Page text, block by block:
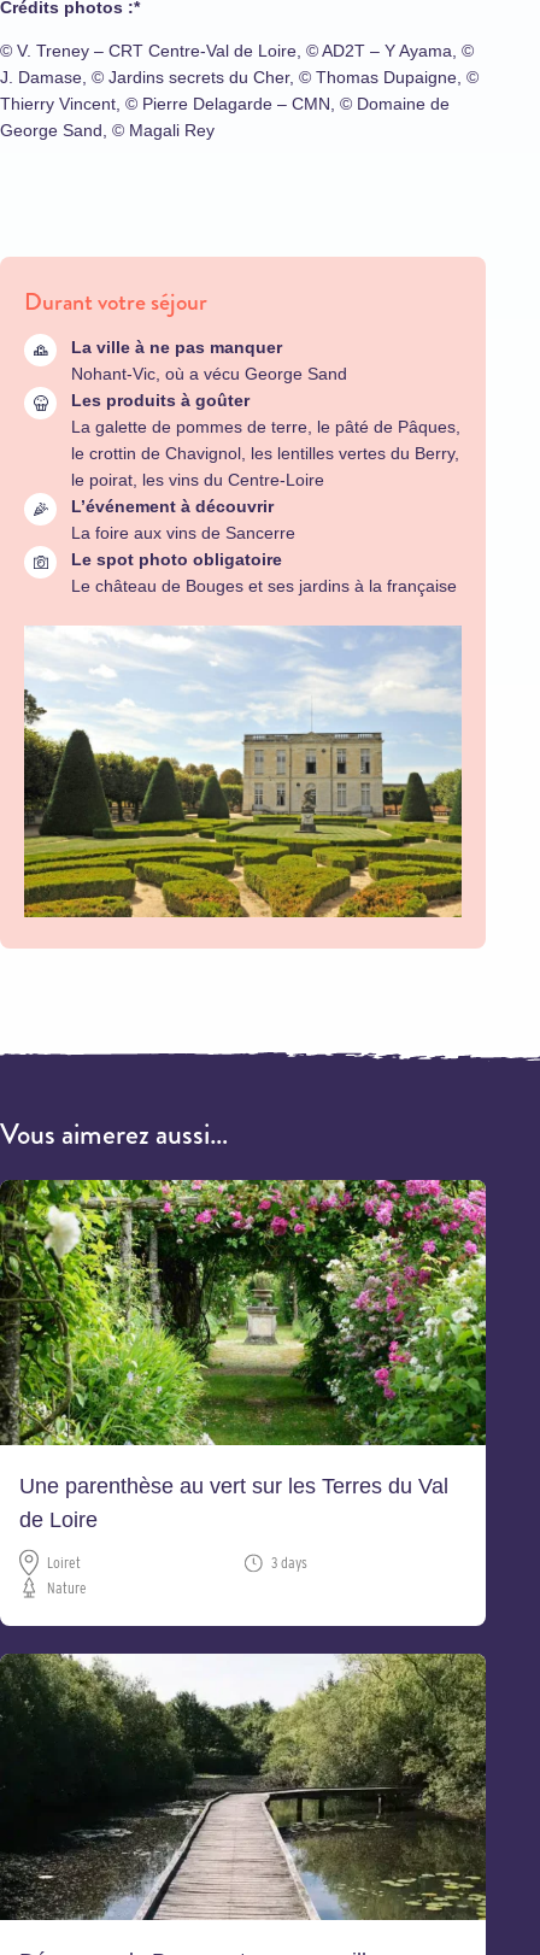
Crédits photos :*
© V. Treney – CRT Centre-Val de Loire, © AD2T – Y Ayama, ©
J. Damase, © Jardins secrets du Cher, © Thomas Dupaigne, ©
Thierry Vincent, © Pierre Delagarde – CMN, © Domaine de
George Sand, © Magali Rey
Durant votre séjour
La ville à ne pas manquer
Nohant-Vic, où a vécu George Sand
Les produits à goûter
La galette de pommes de terre, le pâté de Pâques,
le crottin de Chavignol, les lentilles vertes du Berry,
le poirat, les vins du Centre-Loire
L’événement à découvrir
La foire aux vins de Sancerre
Le spot photo obligatoire
Le château de Bouges et ses jardins à la française
Vous aimerez aussi…
Une parenthèse au vert sur les Terres du Val
de Loire
Loiret
3 days
Nature